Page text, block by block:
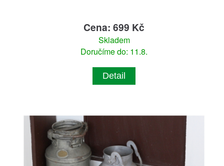
Cena: 699 Kč
Skladem
Doručíme do: 11.8.
Detail